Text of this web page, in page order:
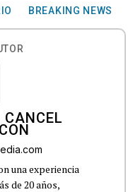
BREAKING NEWS
una experiencia
de 20 años,